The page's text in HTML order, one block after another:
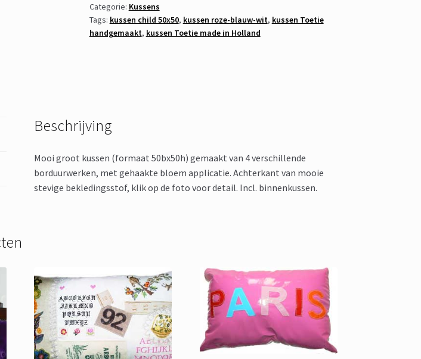
Categorie: Kussens
Tags: kussen child 50x50, kussen roze-blauw-wit, kussen Toetie
handgemaakt, kussen Toetie made in Holland
Beschrijving
Mooi groot kussen (formaat 50bx50h) gemaakt van 4 verschillende
borduurwerken, met gehaakte bloem applicatie. Achterkant van mooie
stevige bekledingsstof, klik op de foto voor detail. Incl. binnenkussen.